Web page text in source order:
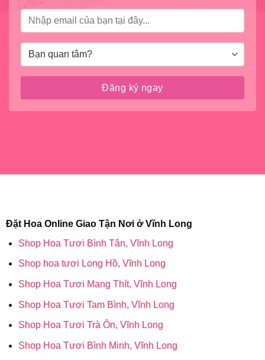
Đặt Hoa Online Giao Tận Nơi ở Vĩnh Long
Shop Hoa Tươi Bình Tân, Vĩnh Long
Shop hoa tươi Long Hồ, Vĩnh Long
Shop Hoa Tươi Mang Thít, Vĩnh Long
Shop Hoa Tươi Tam Bình, Vĩnh Long
Shop Hoa Tươi Trà Ôn, Vĩnh Long
Shop Hoa Tươi Bình Minh, Vĩnh Long